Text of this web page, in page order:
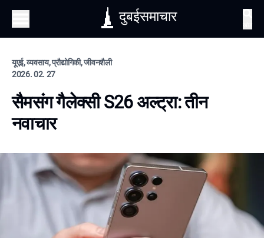
दुबईसमाचार
यूएई, व्यवसाय, प्रौद्योगिकी, जीवनशैली
2026. 02. 27
सैमसंग गैलेक्सी S26 अल्ट्रा: तीन
नवाचार